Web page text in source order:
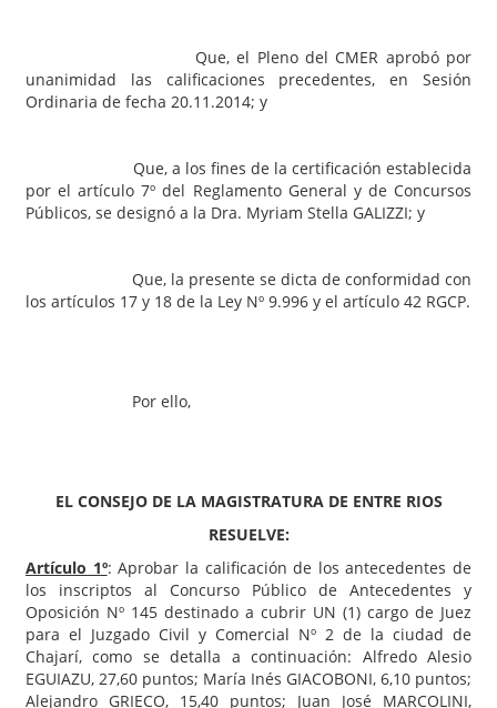
Que, el Pleno del CMER aprobó por
unanimidad las calificaciones precedentes, en Sesión
Ordinaria de fecha 20.11.2014; y
Que, a los fines de la certificación establecida
por el artículo 7º del Reglamento General y de Concursos
Públicos, se designó a la Dra. Myriam Stella GALIZZI; y
Que, la presente se dicta de conformidad con
los artículos 17 y 18 de la Ley Nº 9.996 y el artículo 42 RGCP.
Por ello,
EL CONSEJO DE LA MAGISTRATURA DE ENTRE RIOS
RESUELVE:
Artículo 1º: Aprobar la calificación de los antecedentes de
los inscriptos al Concurso Público de Antecedentes y
Oposición Nº 145 destinado a cubrir UN (1) cargo de Juez
para el Juzgado Civil y Comercial Nº 2 de la ciudad de
Chajarí, como se detalla a continuación: Alfredo Alesio
EGUIAZU, 27,60 puntos; María Inés GIACOBONI, 6,10 puntos;
Alejandro GRIECO, 15,40 puntos; Juan José MARCOLINI,